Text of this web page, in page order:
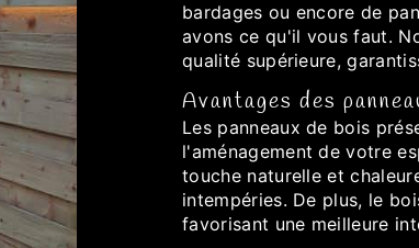
bardages ou encore de
avons ce qu'il vous faut.
qualité supérieure,
Avantages des
Les panneaux de bois
l'aménagement de votre
touche naturelle et
intempéries. De plus, le
favorisant une meilleure